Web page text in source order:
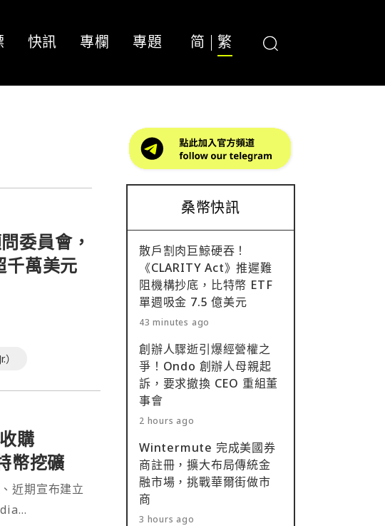
快訊 專欄 專題 简 繁
委員會，
萬美元
購
幣挖礦
近期宣布建立
桑幣快訊
散戶割肉巨鯨硬吞！
《CLARITY Act》推遲難
阻機構抄底，比特幣 ETF
單週吸金 7.5 億美元
43 minutes ago
創辦人驟逝引爆經營權之
爭！Ondo 創辦人母親起
訴，要求撤換 CEO 重組董
事會
2 hours ago
Wintermute 完成美國券
商註冊，擴大布局傳統金
融市場，挑戰華爾街做市
商
3 hours ago